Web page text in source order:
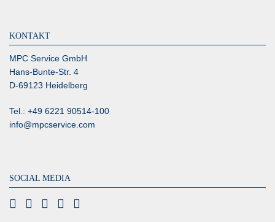
KONTAKT
MPC Service GmbH
Hans-Bunte-Str. 4
D-69123 Heidelberg
Tel.: +49 6221 90514-100
info@mpcservice.com
SOCIAL MEDIA